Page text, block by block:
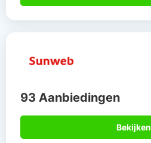
93 Aanbiedingen
Bekijken